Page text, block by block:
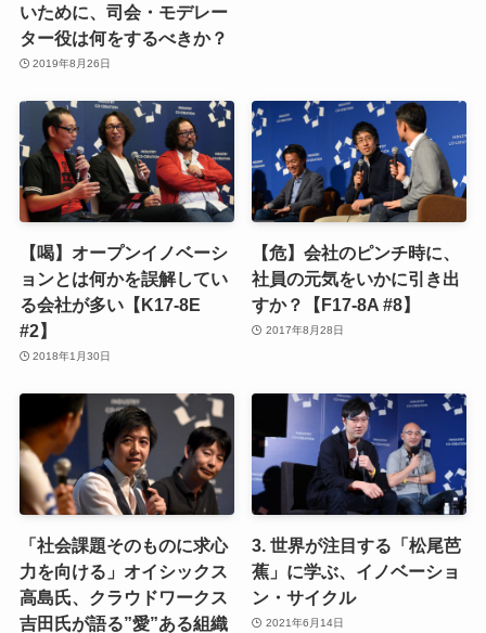
いために、司会・モデレー
ター役は何をするべきか？
2019年8月26日
【喝】オープンイノベーシ
ョンとは何かを誤解してい
る会社が多い【K17-8E
#2】
2018年1月30日
【危】会社のピンチ時に、
社員の元気をいかに引き出
すか？【F17-8A #8】
2017年8月28日
「社会課題そのものに求心
力を向ける」オイシックス
高島氏、クラウドワークス
吉田氏が語る”愛”ある組織
3. 世界が注目する「松尾芭
蕉」に学ぶ、イノベーショ
ン・サイクル
2021年6月14日